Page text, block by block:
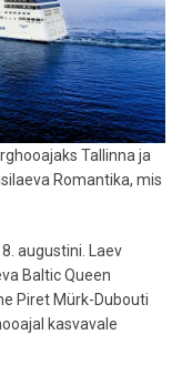
Tallinna ja
Romantika, mis
augustini. Laev
Baltic Queen
Piret Mürk-Dubouti
kasvavale